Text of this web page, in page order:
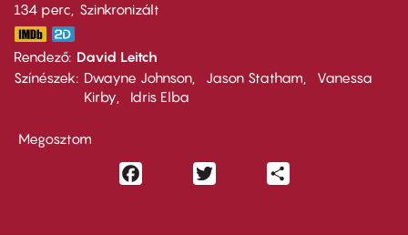
134 perc,
Szinkronizált
Rendező David Leitch
Színészek
Dwayne Johnson Jason Statham
Vanessa
Kirby
Idris Elba
Megosztom
Facebook